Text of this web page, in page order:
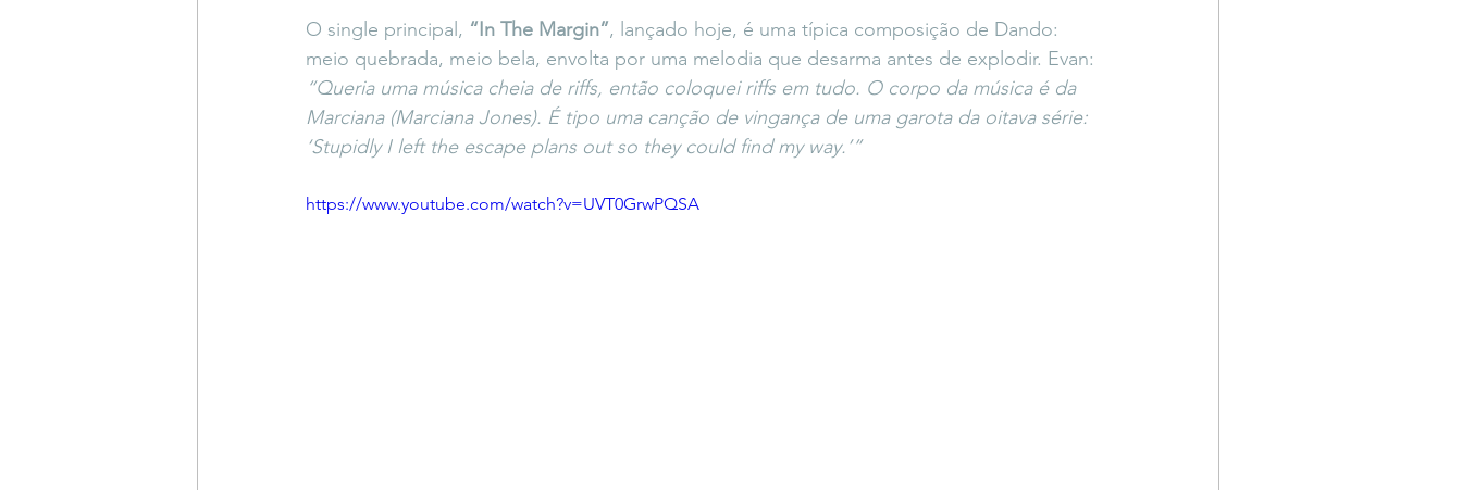
O single principal, “In The Margin”, lançado hoje, é uma típica composição de Dando:
meio quebrada, meio bela, envolta por uma melodia que desarma antes de explodir. Evan:
“Queria uma música cheia de riffs, então coloquei riffs em tudo. O corpo da música é da
Marciana (Marciana Jones). É tipo uma canção de vingança de uma garota da oitava série:
‘Stupidly I left the escape plans out so they could find my way.’”
https://www.youtube.com/watch?v=UVT0GrwPQSA